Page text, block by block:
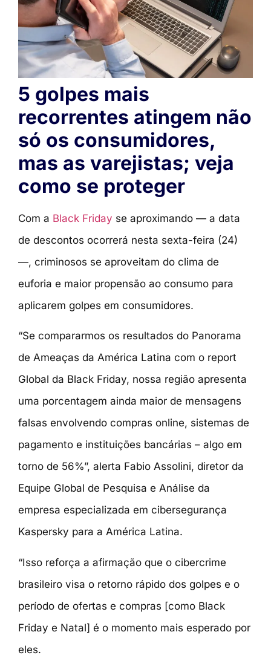
5 golpes mais
recorrentes atingem não
só os consumidores,
mas as varejistas; veja
como se proteger
Com a Black Friday se aproximando — a data
de descontos ocorrerá nesta sexta-feira (24)
—, criminosos se aproveitam do clima de
euforia e maior propensão ao consumo para
aplicarem golpes em consumidores.
“Se compararmos os resultados do Panorama
de Ameaças da América Latina com o report
Global da Black Friday, nossa região apresenta
uma porcentagem ainda maior de mensagens
falsas envolvendo compras online, sistemas de
pagamento e instituições bancárias – algo em
torno de 56%”, alerta Fabio Assolini, diretor da
Equipe Global de Pesquisa e Análise da
empresa especializada em cibersegurança
Kaspersky para a América Latina.
“Isso reforça a afirmação que o cibercrime
brasileiro visa o retorno rápido dos golpes e o
período de ofertas e compras [como Black
Friday e Natal] é o momento mais esperado por
eles.